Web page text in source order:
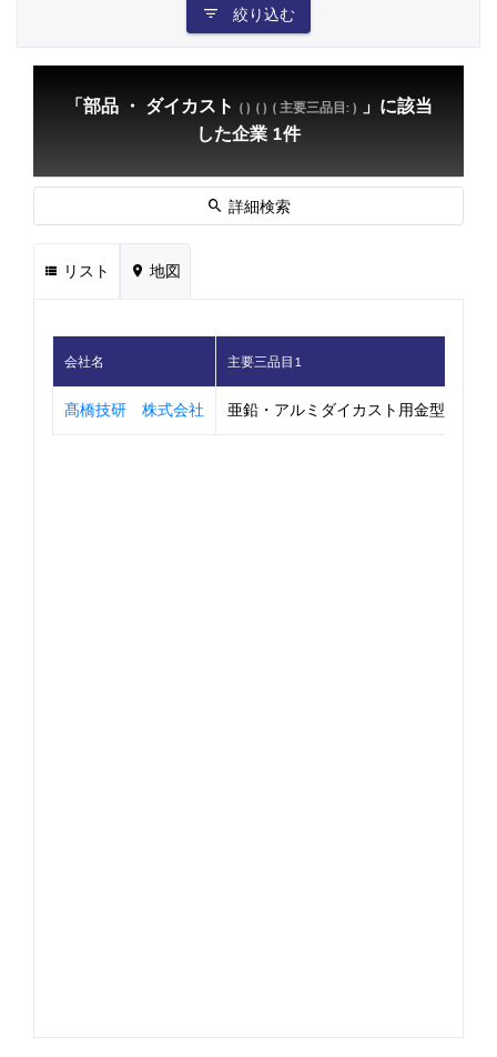
絞り込む
「部品 ・ ダイカスト ( ) ( ) ( 主要三品目: ) 」に該当
した企業 1件
詳細検索
リスト 地図
会社名 主要三品目1
髙橋技研 株式会社 亜鉛・アルミダイカスト用金型・射出